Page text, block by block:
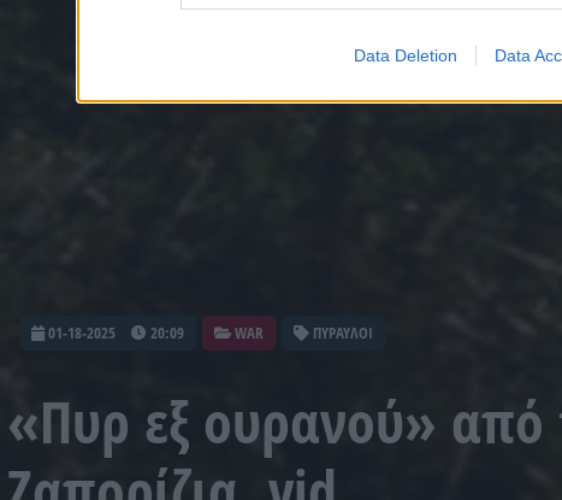
Data Deletion Data
01-18-2025 20:09 WAR ΠΥΡΑΥΛΟΙ
«Πυρ εξ ουρανού» από